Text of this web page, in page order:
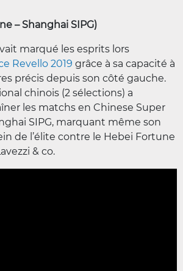
– Shanghai SIPG)
marqué les esprits lors
Revello 2019 grâce à sa capacité à
précis depuis son côté gauche.
chinois (2 sélections) a
les matchs en Chinese Super
SIPG, marquant même son
de l’élite contre le Hebei Fortune
& co.